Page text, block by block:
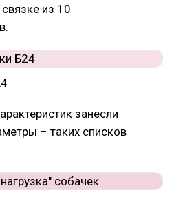
из 10
занесли
– таких списков